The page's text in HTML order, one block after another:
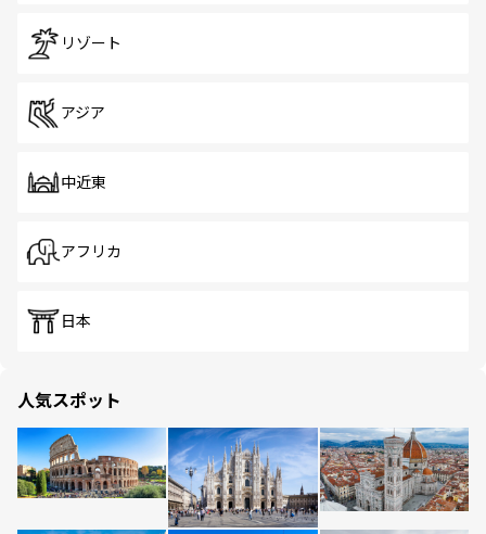
リゾート
アジア
中近東
アフリカ
日本
人気スポット